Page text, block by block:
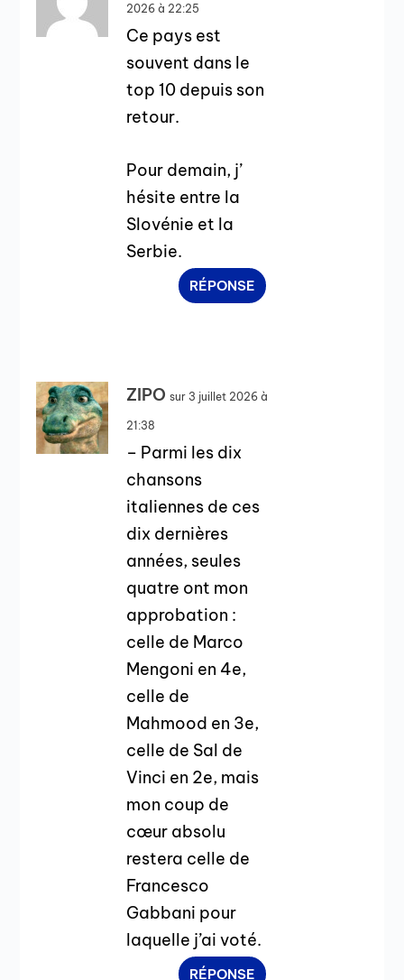
2026 à 22:25
Ce pays est
souvent dans le
top 10 depuis son
retour.
Pour demain, j’
hésite entre la
Slovénie et la
Serbie.
RÉPONSE
ZIPO sur 3 juillet 2026 à
21:38
– Parmi les dix
chansons
italiennes de ces
dix dernières
années, seules
quatre ont mon
approbation :
celle de Marco
Mengoni en 4e,
celle de
Mahmood en 3e,
celle de Sal de
Vinci en 2e, mais
mon coup de
cœur absolu
restera celle de
Francesco
Gabbani pour
laquelle j’ai voté.
RÉPONSE